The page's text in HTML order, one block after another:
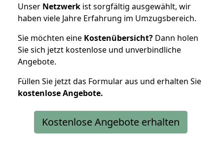
Unser Netzwerk ist sorgfältig ausgewählt, wir
haben viele Jahre Erfahrung im Umzugsbereich.
Sie möchten eine Kostenübersicht? Dann holen
Sie sich jetzt kostenlose und unverbindliche
Angebote.
Füllen Sie jetzt das Formular aus und erhalten Sie
kostenloseAngebote.
Kostenlose Angebote erhalten